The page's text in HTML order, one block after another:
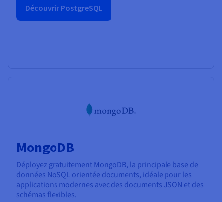
Découvrir PostgreSQL
MongoDB
Déployez gratuitement MongoDB, la principale base de
données NoSQL orientée documents, idéale pour les
applications modernes avec des documents JSON et des
schémas flexibles.